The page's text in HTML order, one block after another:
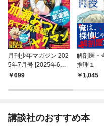
月刊少年マガジン 202
5年7月号 [2025年6月6
日発売]
699
解剖医・
推理１
1,045
講談社のおすすめ本